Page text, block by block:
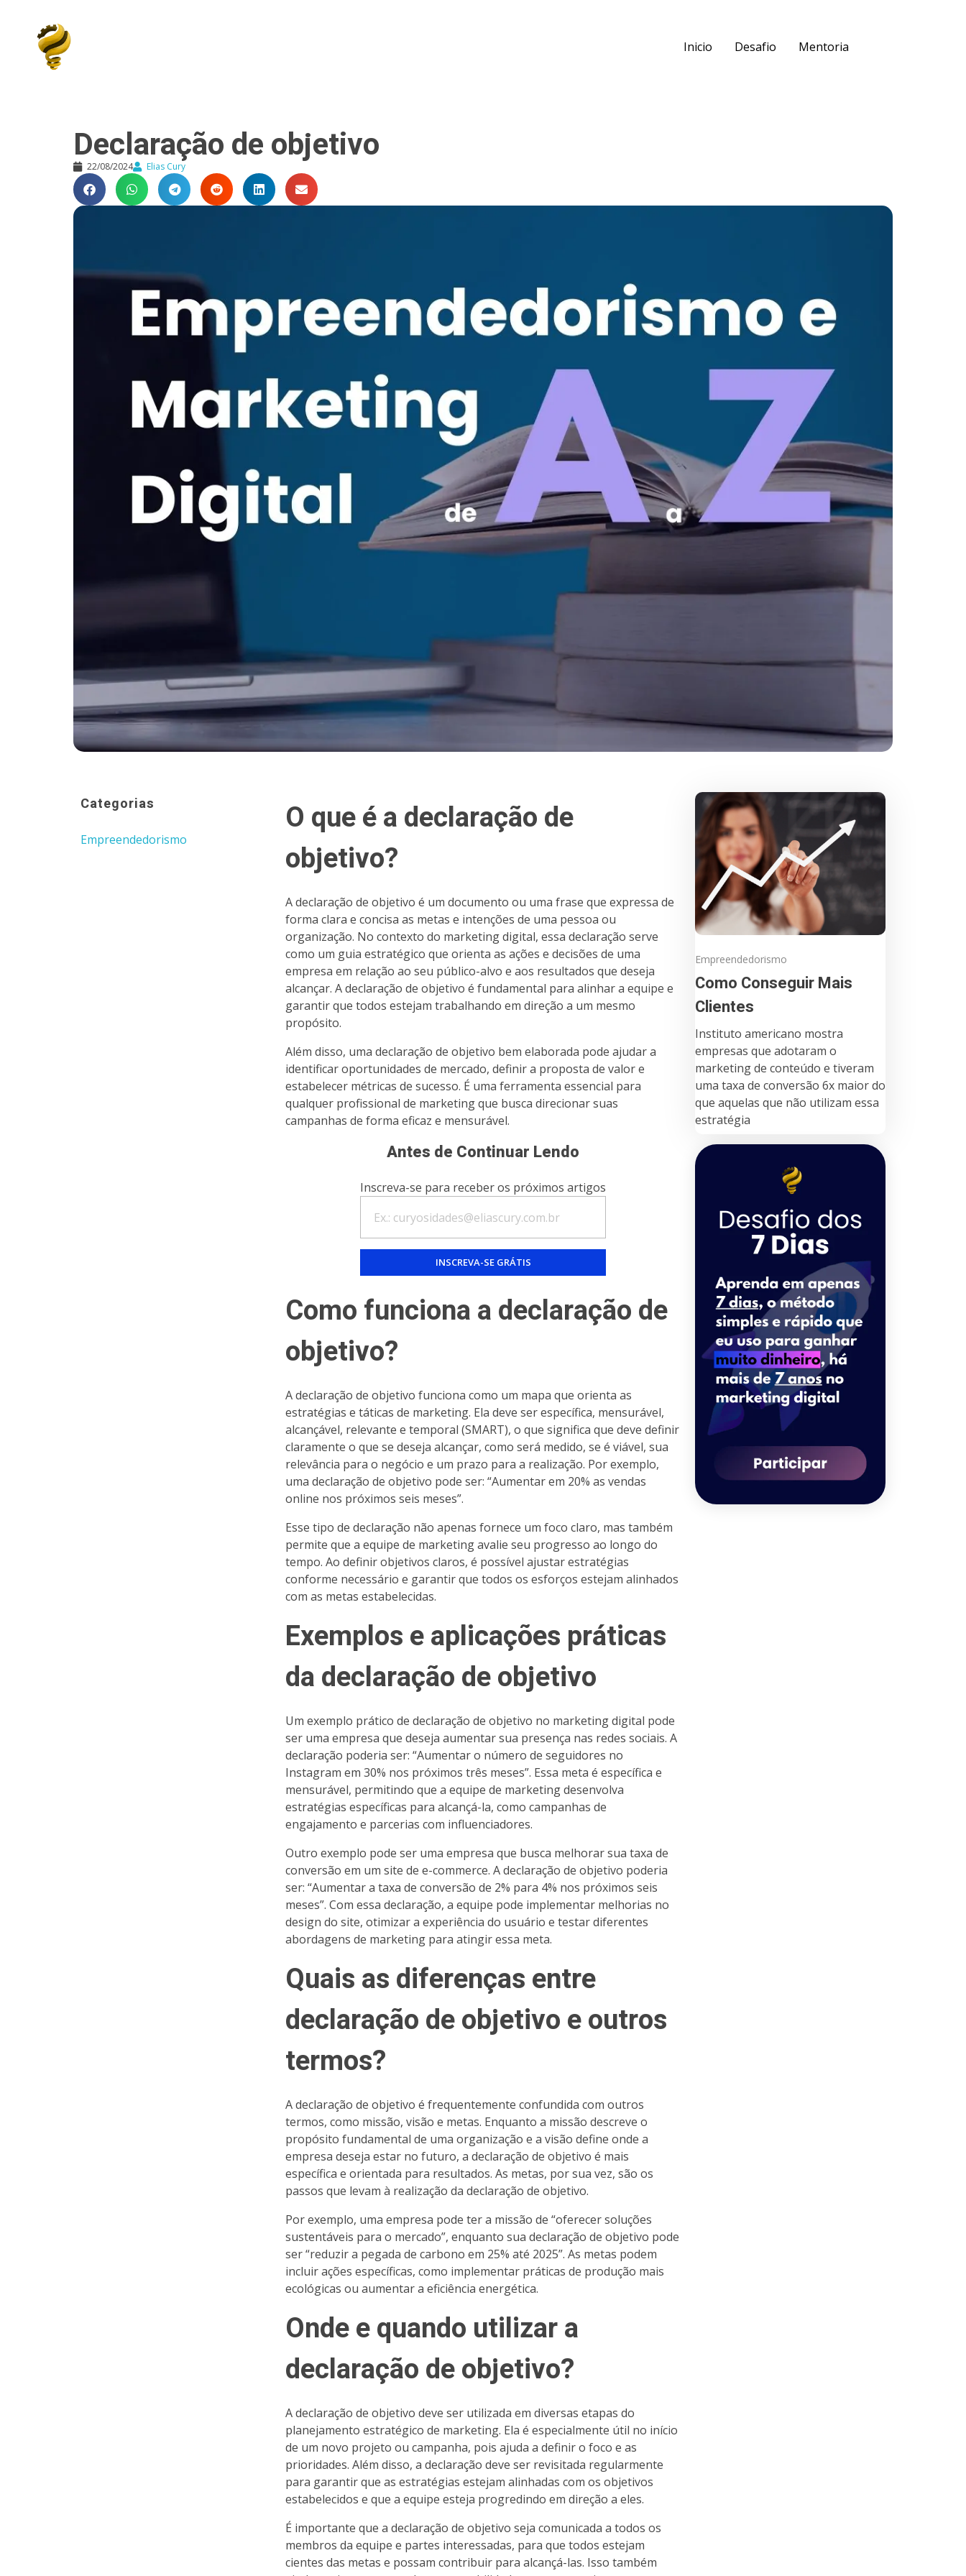
Inicio Desafio Mentoria
Declaração de objetivo
22/08/2024 Elias Cury
Categorias
Empreendedorismo
O que é a declaração de
objetivo?
A declaração de objetivo é um documento ou uma frase que expressa de
forma clara e concisa as metas e intenções de uma pessoa ou
organização. No contexto do marketing digital, essa declaração serve
como um guia estratégico que orienta as ações e decisões de uma
empresa em relação ao seu público-alvo e aos resultados que deseja
alcançar. A declaração de objetivo é fundamental para alinhar a equipe e
garantir que todos estejam trabalhando em direção a um mesmo
propósito.
Além disso, uma declaração de objetivo bem elaborada pode ajudar a
identificar oportunidades de mercado, definir a proposta de valor e
estabelecer métricas de sucesso. É uma ferramenta essencial para
qualquer profissional de marketing que busca direcionar suas
campanhas de forma eficaz e mensurável.
Antes de Continuar Lendo
Inscreva-se para receber os próximos artigos
Como funciona a declaração de
objetivo?
A declaração de objetivo funciona como um mapa que orienta as
estratégias e táticas de marketing. Ela deve ser específica, mensurável,
alcançável, relevante e temporal (SMART), o que significa que deve definir
claramente o que se deseja alcançar, como será medido, se é viável, sua
relevância para o negócio e um prazo para a realização. Por exemplo,
uma declaração de objetivo pode ser: “Aumentar em 20% as vendas
online nos próximos seis meses”.
Esse tipo de declaração não apenas fornece um foco claro, mas também
permite que a equipe de marketing avalie seu progresso ao longo do
tempo. Ao definir objetivos claros, é possível ajustar estratégias
conforme necessário e garantir que todos os esforços estejam alinhados
com as metas estabelecidas.
Exemplos e aplicações práticas
da declaração de objetivo
Um exemplo prático de declaração de objetivo no marketing digital pode
ser uma empresa que deseja aumentar sua presença nas redes sociais. A
declaração poderia ser: “Aumentar o número de seguidores no
Instagram em 30% nos próximos três meses”. Essa meta é específica e
mensurável, permitindo que a equipe de marketing desenvolva
estratégias específicas para alcançá-la, como campanhas de
engajamento e parcerias com influenciadores.
Outro exemplo pode ser uma empresa que busca melhorar sua taxa de
conversão em um site de e-commerce. A declaração de objetivo poderia
ser: “Aumentar a taxa de conversão de 2% para 4% nos próximos seis
meses”. Com essa declaração, a equipe pode implementar melhorias no
design do site, otimizar a experiência do usuário e testar diferentes
abordagens de marketing para atingir essa meta.
Quais as diferenças entre
declaração de objetivo e outros
termos?
A declaração de objetivo é frequentemente confundida com outros
termos, como missão, visão e metas. Enquanto a missão descreve o
propósito fundamental de uma organização e a visão define onde a
empresa deseja estar no futuro, a declaração de objetivo é mais
específica e orientada para resultados. As metas, por sua vez, são os
passos que levam à realização da declaração de objetivo.
Por exemplo, uma empresa pode ter a missão de “oferecer soluções
sustentáveis para o mercado”, enquanto sua declaração de objetivo pode
ser “reduzir a pegada de carbono em 25% até 2025”. As metas podem
incluir ações específicas, como implementar práticas de produção mais
ecológicas ou aumentar a eficiência energética.
Onde e quando utilizar a
declaração de objetivo?
A declaração de objetivo deve ser utilizada em diversas etapas do
planejamento estratégico de marketing. Ela é especialmente útil no início
de um novo projeto ou campanha, pois ajuda a definir o foco e as
prioridades. Além disso, a declaração deve ser revisitada regularmente
para garantir que as estratégias estejam alinhadas com os objetivos
estabelecidos e que a equipe esteja progredindo em direção a eles.
É importante que a declaração de objetivo seja comunicada a todos os
membros da equipe e partes interessadas, para que todos estejam
cientes das metas e possam contribuir para alcançá-las. Isso também
Empreendedorismo
Como Conseguir Mais
Clientes
Instituto americano mostra
empresas que adotaram o
marketing de conteúdo e tiveram
uma taxa de conversão 6x maior do
que aquelas que não utilizam essa
estratégia